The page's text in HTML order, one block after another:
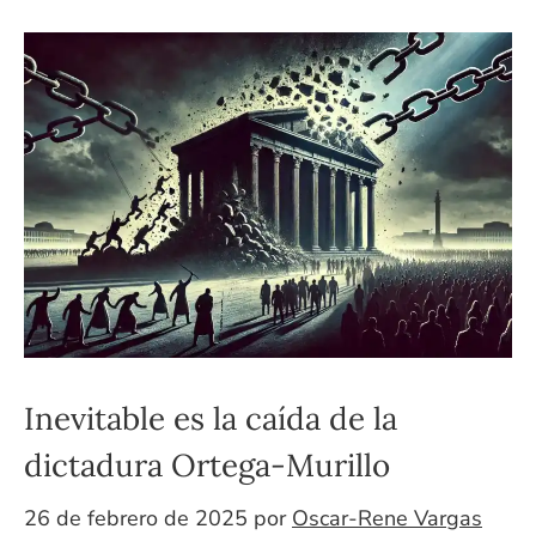
Inevitable es la caída de la
dictadura Ortega-Murillo
26 de febrero de 2025 por Oscar-Rene Vargas